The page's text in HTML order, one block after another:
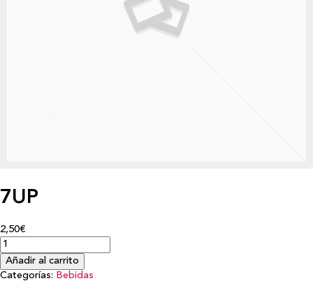
7UP
2,50€
Añadir al carrito
Categorías: Bebidas